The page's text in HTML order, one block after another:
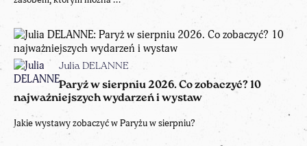
Julia DELANNE
Paryż w sierpniu 2026. Co zobaczyć? 10
najważniejszych wydarzeń i wystaw
Jakie wystawy zobaczyć w Paryżu w sierpniu?